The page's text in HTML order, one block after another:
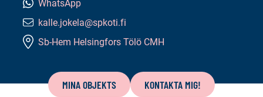
WhatsApp
E-
postadress:
kalle.jokela@spkoti.fi
Sb-Hem Helsingfors Tölö CMH
på
MINA OBJEKTS KONTAKTA MIG!